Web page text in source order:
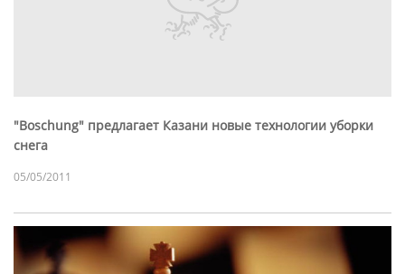
"Boschung" предлагает Казани новые технологии уборки
снега
05/05/2011